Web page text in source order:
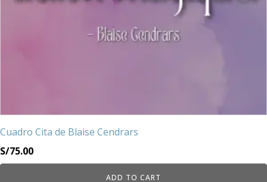
Cuadro Cita de Blaise Cendrars
S/75.00
ADD TO CART